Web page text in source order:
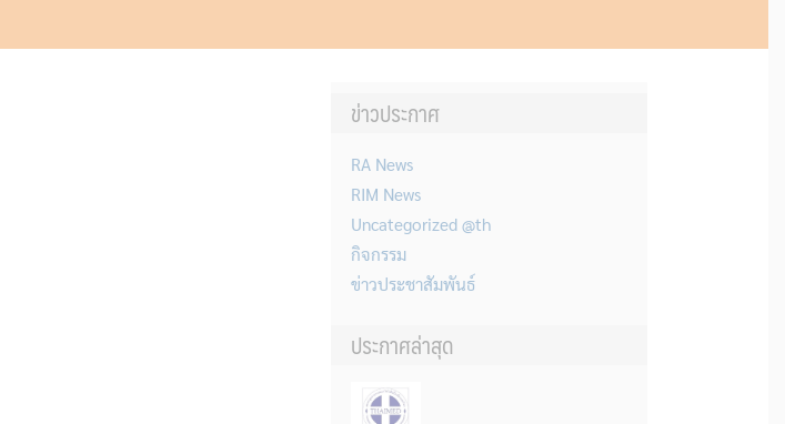
ข่าวประกาศ
RA News
RIM News
Uncategorized @th
กิจกรรม
ข่าวประชาสัมพันธ์
ประกาศล่าสุด